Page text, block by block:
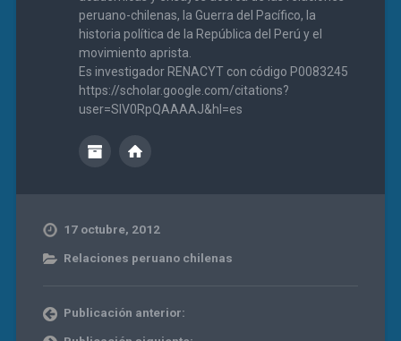
peruano-chilenas, la Guerra del Pacífico, la
historia política de la República del Perú y el
movimiento aprista.
Es investigador RENACYT con código P0083245
https://scholar.google.com/citations?
user=SIV0RpQAAAAJ&hl=es
17 octubre, 2012
Relaciones peruano chilenas
Publicación anterior: